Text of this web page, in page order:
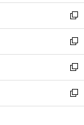
開
く
ウ
ィ
ン
ド
ウ
で
開
く
し
い
ウ
ィ
ン
ド
ウ
で
開
新
し
い
ウ
ィ
ン
ド
ウ
新
し
い
ウ
ィ
ン
新
し
い
ウ
新
し